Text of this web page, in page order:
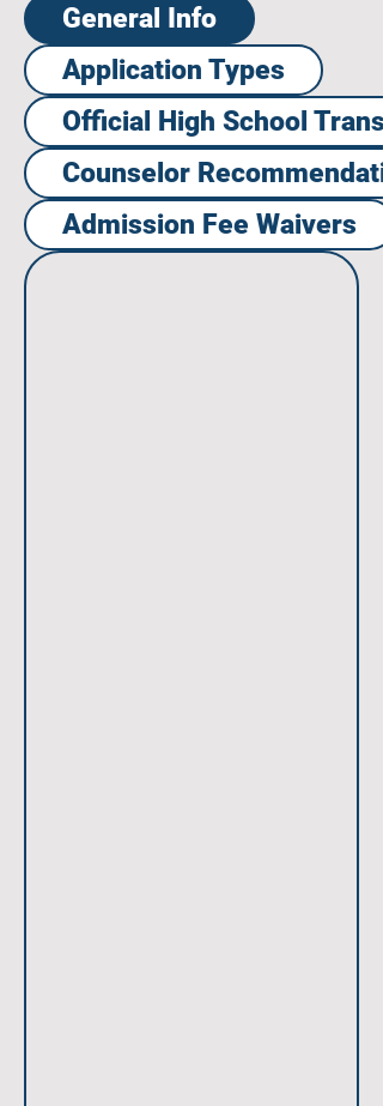
General Info
Application Types
Official High School
Counselor
Admission Fee Waivers